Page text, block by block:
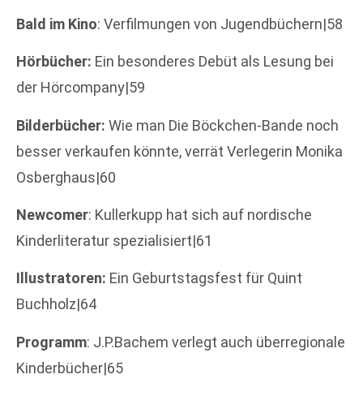
Bald im Kino: Verfilmungen von Jugendbüchern|58
Hörbücher: Ein besonderes Debüt als Lesung bei
der Hörcompany|59
Bilderbücher: Wie man Die Böckchen-Bande noch
besser verkaufen könnte, verrät Verlegerin Monika
Osberghaus|60
Newcomer: Kullerkupp hat sich auf nordische
Kinderliteratur spezialisiert|61
Illustratoren: Ein Geburtstagsfest für Quint
Buchholz|64
Programm: J.P.Bachem verlegt auch überregionale
Kinderbücher|65